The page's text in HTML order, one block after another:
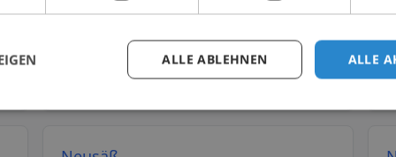
100% kostenlos 40% barrierefrei
ALLE
ALLE ABLEHNEN